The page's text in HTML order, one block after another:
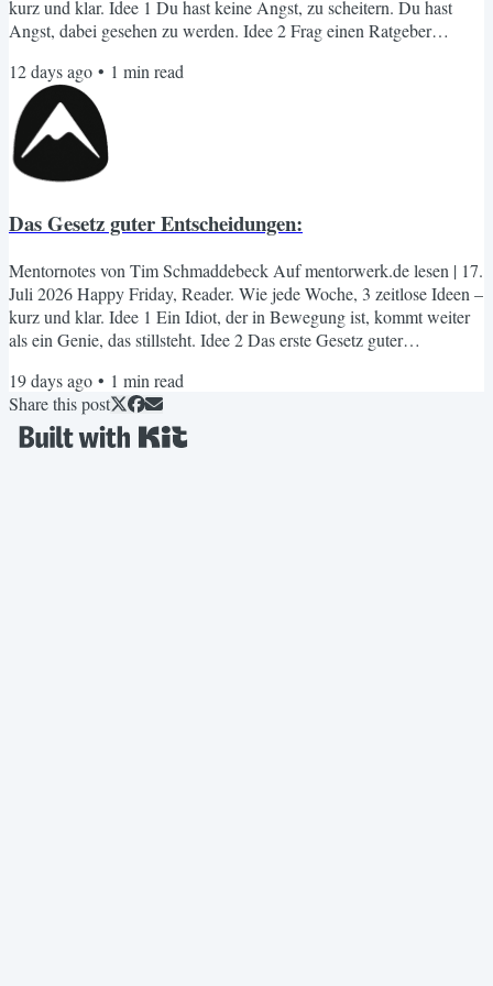
kurz und klar. Idee 1 Du hast keine Angst, zu scheitern. Du hast
Angst, dabei gesehen zu werden. Idee 2 Frag einen Ratgeber
würde. Der Unterschied ist riesig. Idee 3 Teile das, was dich
fasziniert, mit anderen. Die Energie echter Faszination ist die stärkste
Kraft in der Kommunikation. Stärker als...
12 days ago • 1 min read
Das Gesetz guter Entscheidungen:
Mentornotes von Tim Schmaddebeck Auf mentorwerk.de lesen | 17.
Juli 2026 Happy Friday, Reader. Wie jede Woche, 3 zeitlose Ideen –
kurz und klar. Idee 1 Ein Idiot, der in Bewegung ist, kommt weiter
als ein Genie, das stillsteht. Idee 2 Das erste Gesetz guter
haben so viele erfolgreiche Menschen eine feste Morgenroutine?
Weil Routinen automatisierte Entscheidungen sind. Einmal
entschieden: „Ich wache auf, trinke Wasser, mache 30...
19 days ago • 1 min read
Share this post